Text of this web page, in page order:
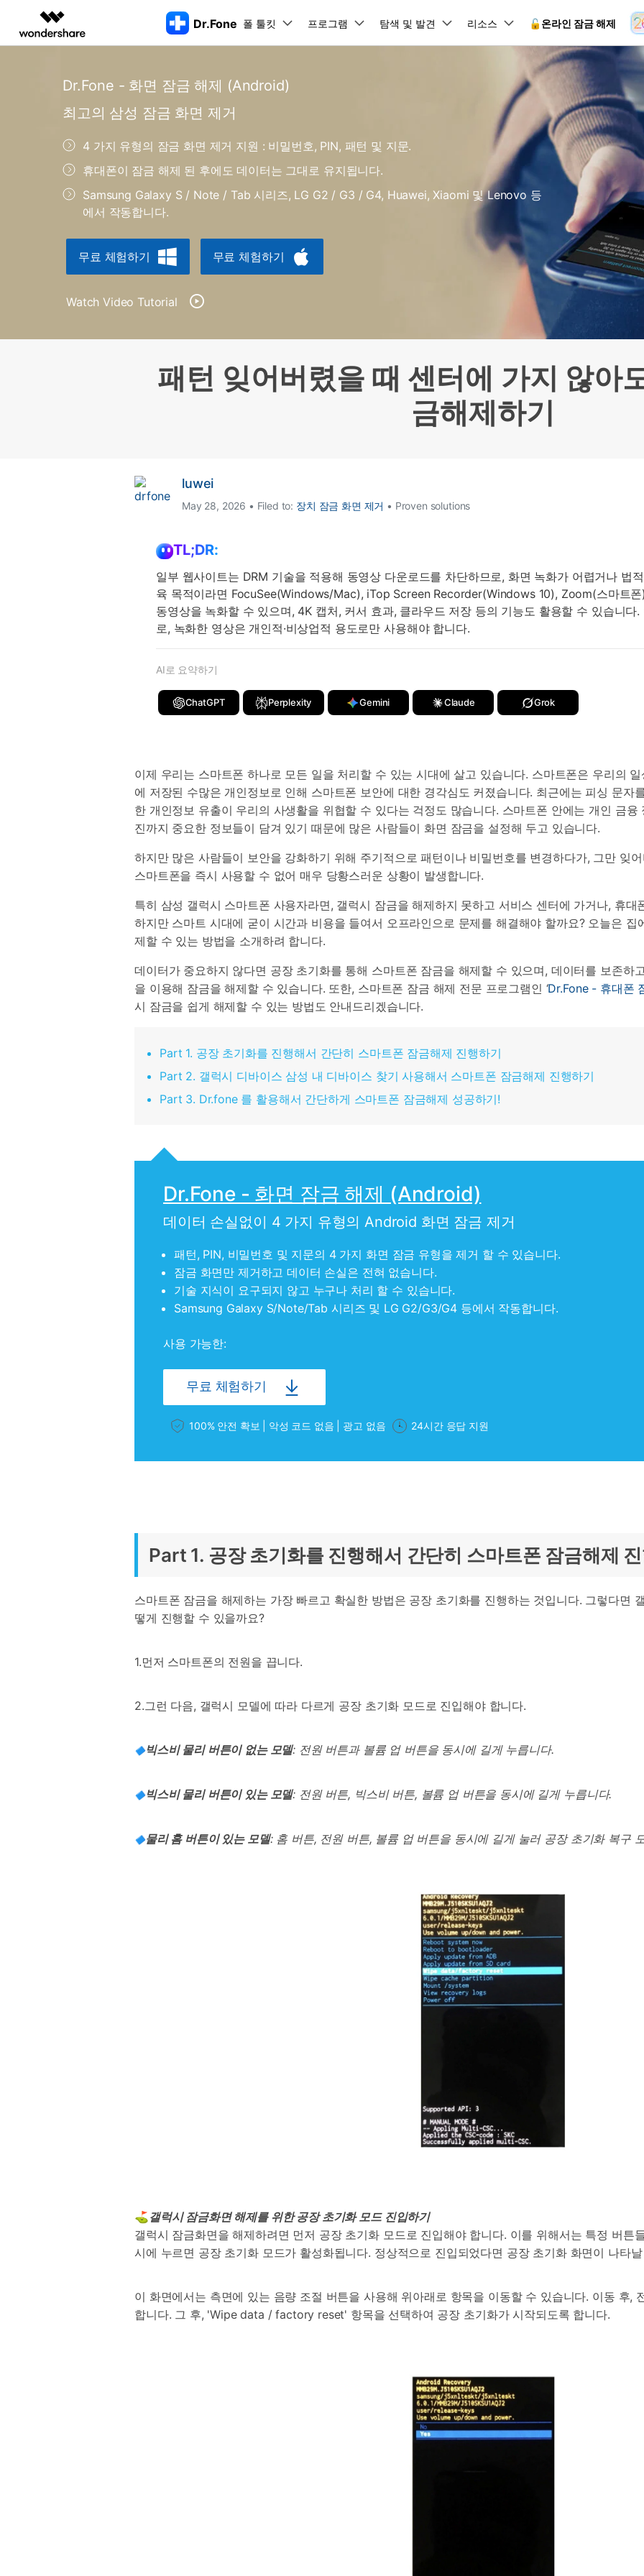
주요 제품
동영상 크리에이티비티
Filmora
UniConverter
올인원 미디어 툴박스
DemoCreator
강력한 화면 녹화
마인드맵 및 다이어그램 제품
EdrawMax
EdrawMind
마인드맵 프로그램
도큐먼트 클라우드
클라우드 기반 파일 관리
PDFelement Online
무료 온라인 PDF 도구
무료 올인원 온라인 PDF 도구
유틸리
유틸리
데이터 복
Repairit
손상된
Dr.Fone
모바일
자녀 보호
모든 제품 알아보기
비즈니스
엔터프라이즈
교육
파트너
PDF 솔루션
EdrawMax
동영상 크리에이티
Filmora
UniConverter
DemoCreator
회사 소개 뉴스룸 플랜 및 가격
Dr.Fone 폴 툴킷
Dr.Fone Basic
폴 툴킷 보기 >
특징
FRP 잠금 우회
데이터 복구
iOS 데이터 복구
비밀번호 관리
iOS 비밀번호 관리
데이터 지우기
iOS 데이터 지우기
프로그램
데스크탑
Dr.Fone Win버전
모든 핸드폰 문제를 해결하는 올인원
무료 체험하기
모든 핸드폰 문제를 해결하는 올인원
무료 체험하기
모바일
Dr.Fone Android용
삭제되었거나 손실된 Android 데이
온라인
Dr.Fone 온라인 잠금 해제
온라인 삼성 FRP 잠금 우회
Dr.Fone Air
온라인 화면 미러링 및 파일
온라인 HEIC 컨버터
HEIC를 무료로 JPG 온라인
탐색 및 발견
닥터폰 하이라이트 살펴보기
더 스마트한 모바일 솔루션을 위한 하나의 허브에서 엄선된 주제, 꼭 알아야 할 기능, 기간 한정 혜택 등을 제공합니다.
아이폰 잠금 해제용
아이폰 화면 잠금 해제
Apple ID 제거
화면 시간 암호 우회
바이패스 활성화 잠금
아이폰 캐리어 잠금 해제
iOS 수정용
iOS 18/26 문제 수정
아이폰 메모 잠금 활용
아이폰 비밀번호 초기화
Android 수정용
삼성 화면 잠금 해제
FRP 잠금 우회
Android 루팅 도구
Android 네트워크 잠금 해
Android 검은 화면 수정
Mac 용 삼성 파일 전송
WhatsApp 백업 및 복원
구글 드라이브 WhatsApp 복원
비즈니스 및 캠페인
B-end WhatsApp 솔루션
구형 휴대폰 판매 가이드
아이폰 포켓몬고 GPS 조작
온라인 무료 체험하기
리소스
다운로드 센터
공식 설치 파일 및 최신 버전 업데이
트를 제공합니다.
사용자 가이드 & FAQ
Dr.Fone의 모든 기능을 단계별로 안내합니다.
동영상 가이드
간단한 영상으로 Dr.Fone 사용법을 확인하세요.
시스템 요구 사항 및 지원 기기 정보를 확인하세요.
무료 기능과 초기 설정 방법을 확인해 보세요.
🔓️온라인 잠금 해제
Dr.Fone - 화면 잠금 해제 (Android)
최고의 삼성 잠금 화면 제거
4 가지 유형의 잠금 화면 제거 지원 : 비밀번호, PIN, 패턴 및 지문.
휴대폰이 잠금 해제 된 후에도 데이터는 그대로 유지됩니다.
Samsung Galaxy S / Note / Tab 시리즈, LG G2 / G3 / G4, Huawei, Xiaomi 및 Lenovo 등
에서 작동합니다.
무료 체험하기 무료 체험하기
Watch Video Tutorial
패턴 잊어버렸을 때 센터에 가지 않아
금해제하기
luwei
May 28, 2026 • Filed to: 장치 잠금 화면 제거 • Proven solutions
TL;DR:
일부 웹사이트는 DRM 기술을 적용해 동영상 다운로드를 차단하므로, 화면 녹화가 어렵거나 법
육 목적이라면 FocuSee(Windows/Mac), iTop Screen Recorder(Windows 10), Zoom(스마트
동영상을 녹화할 수 있으며, 4K 캡처, 커서 효과, 클라우드 저장 등의 기능도 활용할 수 있습니다
로, 녹화한 영상은 개인적·비상업적 용도로만 사용해야 합니다.
AI로 요약하기
ChatGPT Perplexity Gemini Claude Grok
이제 우리는 스마트폰 하나로 모든 일을 처리할 수 있는 시대에 살고 있습니다. 스마트폰은 우리의
에 저장된 수많은 개인정보로 인해 스마트폰 보안에 대한 경각심도 커졌습니다. 최근에는 피싱 문자
한 개인정보 유출이 우리의 사생활을 위협할 수 있다는 걱정도 많습니다. 스마트폰 안에는 개인 금
진까지 중요한 정보들이 담겨 있기 때문에 많은 사람들이 화면 잠금을 설정해 두고 있습니다.
하지만 많은 사람들이 보안을 강화하기 위해 주기적으로 패턴이나 비밀번호를 변경하다가, 그만 잊
스마트폰을 즉시 사용할 수 없어 매우 당황스러운 상황이 발생합니다.
특히 삼성 갤럭시 스마트폰 사용자라면, 갤럭시 잠금을 해제하지 못하고 서비스 센터에 가거나, 휴대
하지만 스마트 시대에 굳이 시간과 비용을 들여서 오프라인으로 문제를 해결해야 할까요? 오늘은 집
제할 수 있는 방법을 소개하려 합니다.
데이터가 중요하지 않다면 공장 초기화를 통해 스마트폰 잠금을 해제할 수 있으며, 데이터를 보존하
을 이용해 잠금을 해제할 수 있습니다. 또한, 스마트폰 잠금 해제 전문 프로그램인 ‘Dr.Fone - 휴대폰
시 잠금을 쉽게 해제할 수 있는 방법도 안내드리겠습니다.
Part 1. 공장 초기화를 진행해서 간단히 스마트폰 잠금해제 진행하기
Part 2. 갤럭시 디바이스 삼성 내 디바이스 찾기 사용해서 스마트폰 잠금해제 진행하기
Part 3. Dr.fone 를 활용해서 간단하게 스마트폰 잠금해제 성공하기!
Dr.Fone - 화면 잠금 해제 (Android)
데이터 손실없이 4 가지 유형의 Android 화면 잠금 제거
패턴, PIN, 비밀번호 및 지문의 4 가지 화면 잠금 유형을 제거 할 수 있습니다.
잠금 화면만 제거하고 데이터 손실은 전혀 없습니다.
기술 지식이 요구되지 않고 누구나 처리 할 수 있습니다.
Samsung Galaxy S/Note/Tab 시리즈 및 LG G2/G3/G4 등에서 작동합니다.
사용 가능한:
무료 체험하기
100% 안전 확보 | 악성 코드 없음 | 광고 없음 24시간 응답 지원
Part 1. 공장 초기화를 진행해서 간단히 스마트폰 잠금해제
스마트폰 잠금을 해제하는 가장 빠르고 확실한 방법은 공장 초기화를 진행하는 것입니다. 그렇다면
떻게 진행할 수 있을까요?
1.먼저 스마트폰의 전원을 끕니다.
2.그런 다음, 갤럭시 모델에 따라 다르게 공장 초기화 모드로 진입해야 합니다.
🔷빅스비 물리 버튼이 없는 모델: 전원 버튼과 볼륨 업 버튼을 동시에 길게 누릅니다.
🔷빅스비 물리 버튼이 있는 모델: 전원 버튼, 빅스비 버튼, 볼륨 업 버튼을 동시에 길게 누릅니다.
🔷물리 홈 버튼이 있는 모델: 홈 버튼, 전원 버튼, 볼륨 업 버튼을 동시에 길게 눌러 공장 초기화 복구
⛳갤럭시 잠금화면 해제를 위한 공장 초기화 모드 진입하기
갤럭시 잠금화면을 해제하려면 먼저 공장 초기화 모드로 진입해야 합니다. 이를 위해서는 특정 버튼
시에 누르면 공장 초기화 모드가 활성화됩니다. 정상적으로 진입되었다면 공장 초기화 화면이 나타
이 화면에서는 측면에 있는 음량 조절 버튼을 사용해 위아래로 항목을 이동할 수 있습니다. 이동 후,
합니다. 그 후, 'Wipe data / factory reset' 항목을 선택하여 공장 초기화가 시작되도록 합니다.